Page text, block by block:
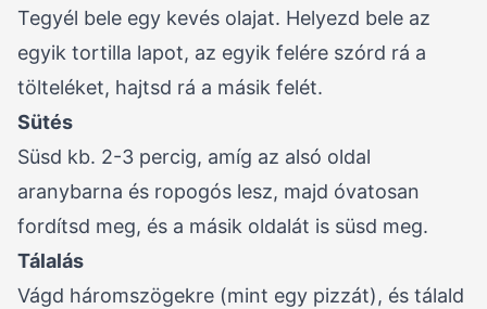
Tegyél bele egy kevés olajat. Helyezd bele az
egyik tortilla lapot, az egyik felére szórd rá a
tölteléket, hajtsd rá a másik felét.
Sütés
Süsd kb. 2-3 percig, amíg az alsó oldal
aranybarna és ropogós lesz, majd óvatosan
fordítsd meg, és a másik oldalát is süsd meg.
Tálalás
Vágd háromszögekre (mint egy pizzát), és tálald